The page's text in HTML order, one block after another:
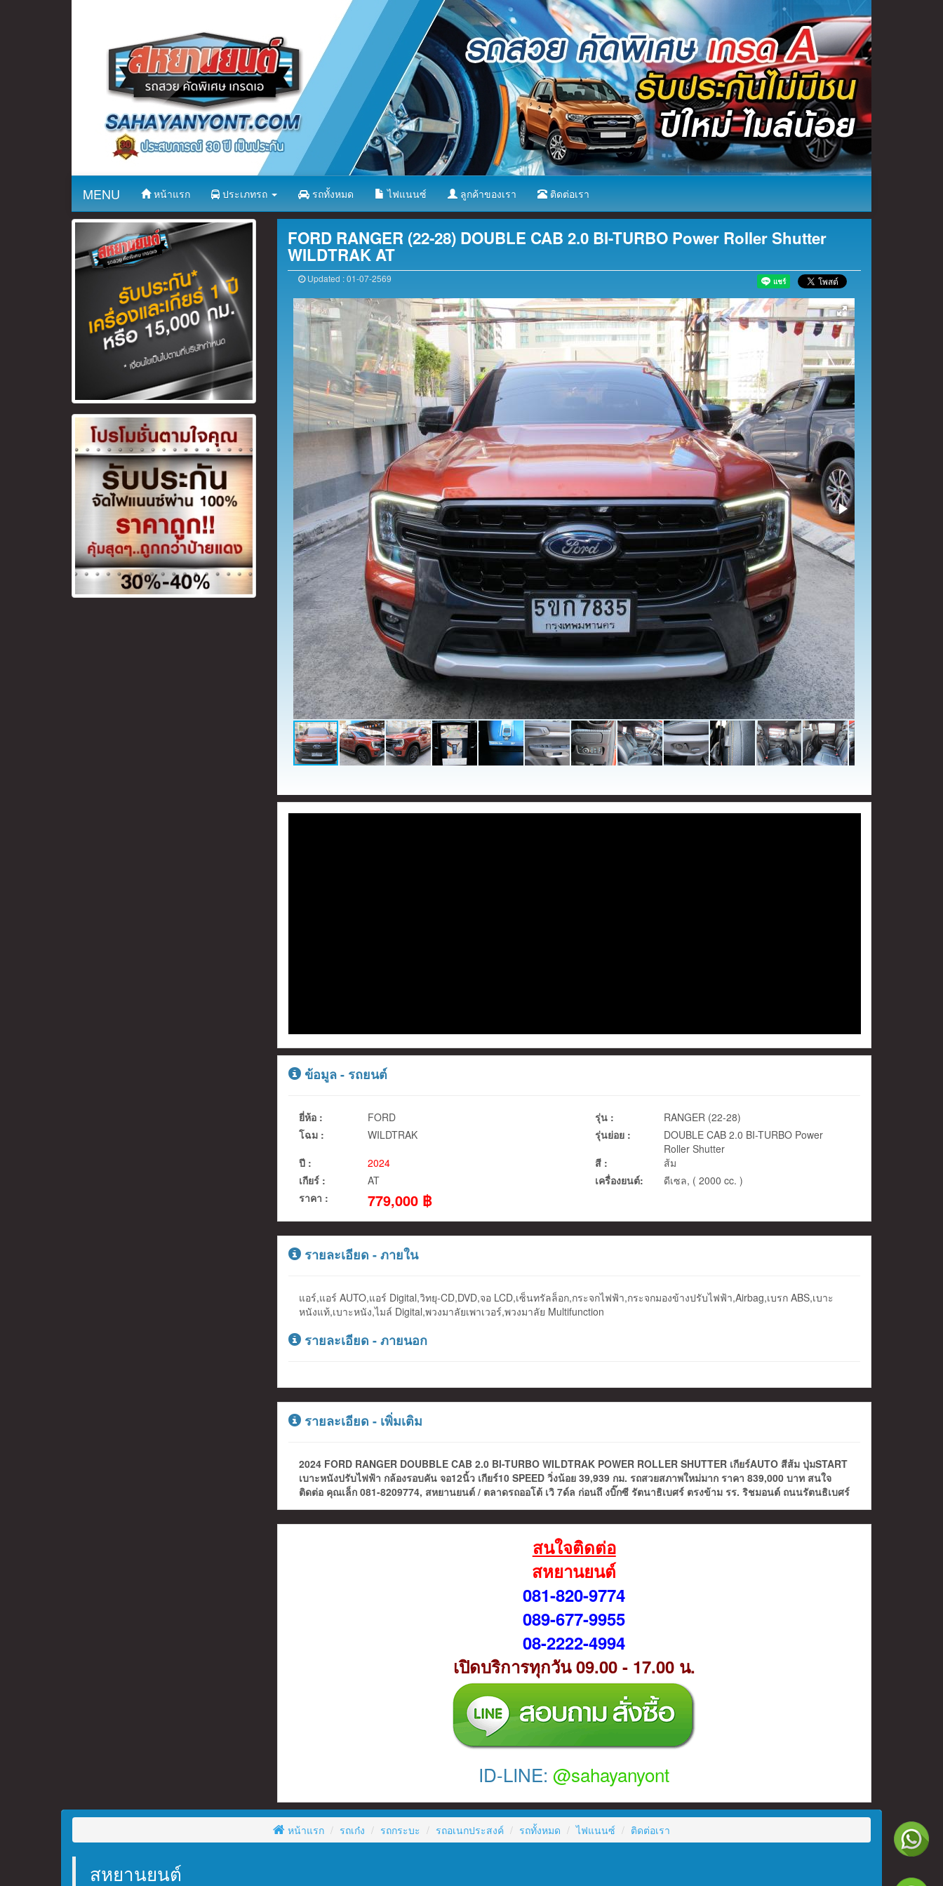
MENU หน้าแรก ประเภทรถ รถทั้งหมด ไฟแนนซ์ ลูกค้าของเรา ติดต่อเรา
FORD RANGER (22-28) DOUBLE CAB 2.0 BI-TURBO Power Roller Shutter
WILDTRAK AT
Updated : 01-07-2569
ข้อมูล - รถยนต์
ยี่ห้อ : FORD รุ่น :
RANGER (22-28)
โฉม :
WILDTRAK รุ่นย่อย :
DOUBLE CAB 2.0 BI-TURBO Power
Roller Shutter
ปี :
2024 สี :
ส้ม
เกียร์ :
AT เครื่องยนต์:
ดีเซล, ( 2000 cc. )
ราคา :
779,000 ฿
รายละเอียด - ภายใน
แอร์,แอร์ AUTO,แอร์ Digital,วิทยุ-CD,DVD,จอ LCD,เซ็นทรัลล็อก,กระจกไฟฟ้า,กระจกมองข้างปรับไฟฟ้า,Airbag,เบรก ABS,เบาะ
หนังแท้,เบาะหนัง,ไมล์ Digital,พวงมาลัยเพาเวอร์,พวงมาลัย Multifunction
รายละเอียด - ภายนอก
รายละเอียด - เพิ่มเติม
2024 FORD RANGER DOUBBLE CAB 2.0 BI-TURBO WILDTRAK POWER ROLLER SHUTTER เกียร์AUTO สีส้ม ปุ่มSTART
เบาะหนังปรับไฟฟ้า กล้องรอบคัน จอ12นิ้ว เกียร์10 SPEED วิ่งน้อย 39,939 กม. รถสวยสภาพใหม่มาก ราคา 839,000 บาท สนใจ
ติดต่อ คุณเล็ก 081-8209774, สหยานยนต์ / ตลาดรถออโต้ เวิ 7ด์ล ก่อนถึ งบิ๊กซี รัตนาธิเบศร์ ตรงข้าม รร. ริชมอนต์ ถนนรัตนธิเบศร์
สนใจติดต่อ
สหยานยนต์
081-820-9774
089-677-9955
08-2222-4994
เปิดบริการทุกวัน 09.00 - 17.00 น.
ID-LINE:@sahayanyont
หน้าแรก รถเก๋ง รถกระบะ รถอเนกประสงค์ รถทั้งหมด ไฟแนนซ์ ติดต่อเรา
สหยานยนต์